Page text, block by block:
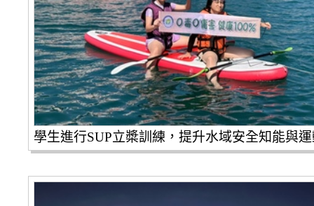
學生進行SUP立槳訓練，提升水域安全知能與